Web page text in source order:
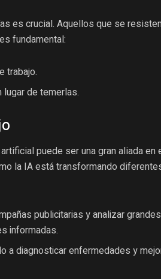
es crucial. Aquellos que se
fundamental:
trabajo.
de temerlas.
puede ser una gran aliada en
la IA está transformando
publicitarias y analizar grandes
informadas.
a diagnosticar enfermedades y